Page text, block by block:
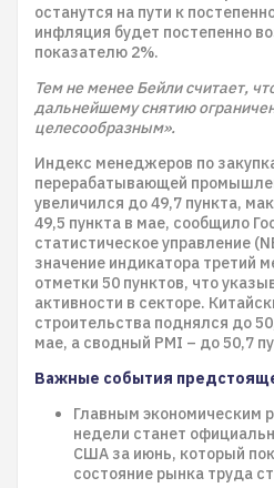
останутся на пути к
инфляция будет постепенно
показателю 2%.
Тем не менее Бейли считает,
дальнейшему снятию
целесообразным».
Индекс менеджеров по
перерабатывающей
увеличился до 49,7 пункта,
49,5 пункта в мае, сообщило
статистическое управление
значение индикатора третий
отметки 50 пунктов, что
активности в секторе.
строительства поднялся до
мае, а сводный PMI – до 50,7
Важные события
Главным экономическим
недели станет
США за июнь, который
состояние рынка труда